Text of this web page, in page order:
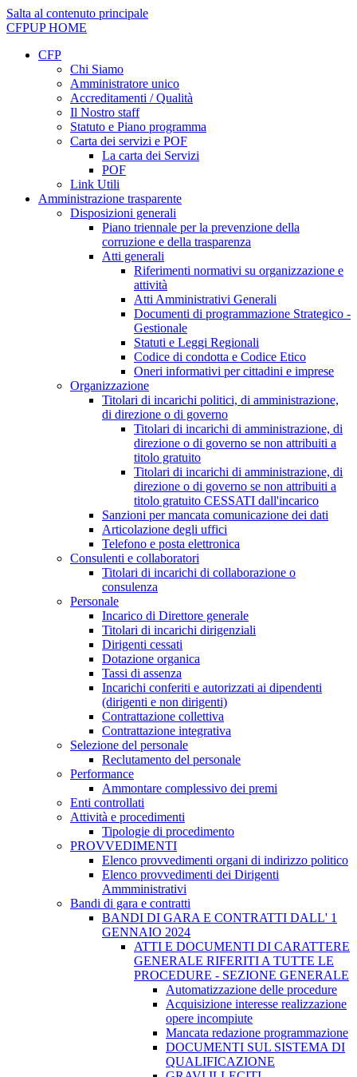
Salta al contenuto principale
CFPUPHOME
CFP
Chi Siamo
Amministratore unico
Accreditamenti / Qualità
Il Nostro staff
Statuto e Piano programma
Carta dei servizi e POF
La carta dei Servizi
POF
Link Utili
Amministrazione trasparente
Disposizioni generali
Piano triennale per la prevenzione della
corruzione e della trasparenza
Atti generali
Riferimenti normativi su organizzazione e
attività
Atti Amministrativi Generali
Documenti di programmazione Strategico -
Gestionale
Statuti e Leggi Regionali
Codice di condotta e Codice Etico
Oneri informativi per cittadini e imprese
Organizzazione
Titolari di incarichi politici, di amministrazione,
di direzione o di governo
Titolari di incarichi di amministrazione, di
direzione o di governo se non attribuiti a
titolo gratuito
Titolari di incarichi di amministrazione, di
direzione o di governo se non attribuiti a
titolo gratuito CESSATI dall'incarico
Sanzioni per mancata comunicazione dei dati
Articolazione degli uffici
Telefono e posta elettronica
Consulenti e collaboratori
Titolari di incarichi di collaborazione o
consulenza
Personale
Incarico di Direttore generale
Titolari di incarichi dirigenziali
Dirigenti cessati
Dotazione organica
Tassi di assenza
Incarichi conferiti e autorizzati ai dipendenti
(dirigenti e non dirigenti)
Contrattazione collettiva
Contrattazione integrativa
Selezione del personale
Reclutamento del personale
Performance
Ammontare complessivo dei premi
Enti controllati
Attività e procedimenti
Tipologie di procedimento
PROVVEDIMENTI
Elenco provvedimenti organi di indirizzo politico
Elenco provvedimenti dei Dirigenti
Ammministrativi
Bandi di gara e contratti
BANDI DI GARA E CONTRATTI DALL' 1
GENNAIO 2024
ATTI E DOCUMENTI DI CARATTERE
GENERALE RIFERITI A TUTTE LE
PROCEDURE - SEZIONE GENERALE
Automatizzazione delle procedure
Acquisizione interesse realizzazione
opere incompiute
Mancata redazione programmazione
DOCUMENTI SUL SISTEMA DI
QUALIFICAZIONE